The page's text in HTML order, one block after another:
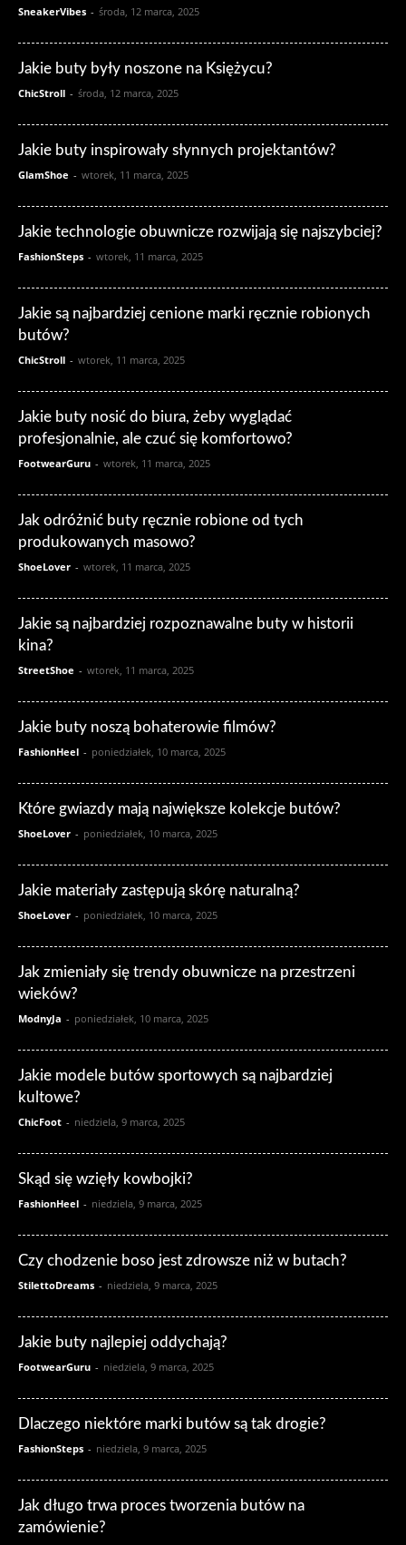
SneakerVibes - środa, 12 marca, 2025
Jakie buty były noszone na Księżycu?
ChicStroll - środa, 12 marca, 2025
Jakie buty inspirowały słynnych projektantów?
GlamShoe - wtorek, 11 marca, 2025
Jakie technologie obuwnicze rozwijają się najszybciej?
FashionSteps - wtorek, 11 marca, 2025
Jakie są najbardziej cenione marki ręcznie robionych
butów?
ChicStroll - wtorek, 11 marca, 2025
Jakie buty nosić do biura, żeby wyglądać
profesjonalnie, ale czuć się komfortowo?
FootwearGuru - wtorek, 11 marca, 2025
Jak odróżnić buty ręcznie robione od tych
produkowanych masowo?
ShoeLover - wtorek, 11 marca, 2025
Jakie są najbardziej rozpoznawalne buty w historii
kina?
StreetShoe - wtorek, 11 marca, 2025
Jakie buty noszą bohaterowie filmów?
FashionHeel - poniedziałek, 10 marca, 2025
Które gwiazdy mają największe kolekcje butów?
ShoeLover - poniedziałek, 10 marca, 2025
Jakie materiały zastępują skórę naturalną?
ShoeLover - poniedziałek, 10 marca, 2025
Jak zmieniały się trendy obuwnicze na przestrzeni
wieków?
ModnyJa - poniedziałek, 10 marca, 2025
Jakie modele butów sportowych są najbardziej
kultowe?
ChicFoot - niedziela, 9 marca, 2025
Skąd się wzięły kowbojki?
FashionHeel - niedziela, 9 marca, 2025
Czy chodzenie boso jest zdrowsze niż w butach?
StilettoDreams - niedziela, 9 marca, 2025
Jakie buty najlepiej oddychają?
FootwearGuru - niedziela, 9 marca, 2025
Dlaczego niektóre marki butów są tak drogie?
FashionSteps - niedziela, 9 marca, 2025
Jak długo trwa proces tworzenia butów na
zamówienie?